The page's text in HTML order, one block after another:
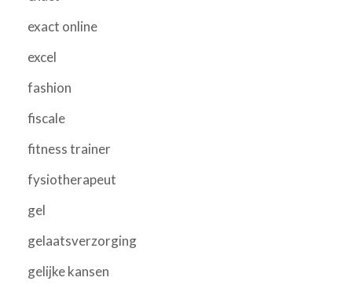
exact online
excel
fashion
fiscale
fitness trainer
fysiotherapeut
gel
gelaatsverzorging
gelijke kansen